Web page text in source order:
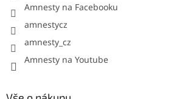
Amnesty na Facebooku
amnestycz
amnesty_cz
Amnesty na Youtube